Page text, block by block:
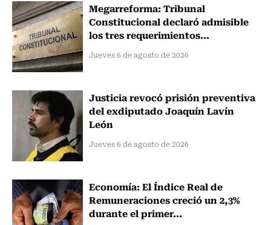
Megarreforma: Tribunal
Constitucional declaró admisible
los tres requerimientos...
Jueves 6 de agosto de 2026
Justicia revocó prisión preventiva
del exdiputado Joaquín Lavín
León
Jueves 6 de agosto de 2026
Economía: El Índice Real de
Remuneraciones creció un 2,3%
durante el primer...